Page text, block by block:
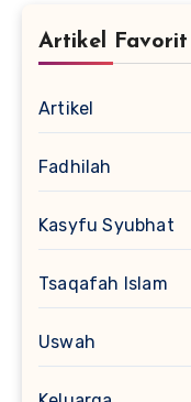
Artikel Favorit
Artikel
Fadhilah
Kasyfu Syubhat
Tsaqafah Islam
Uswah